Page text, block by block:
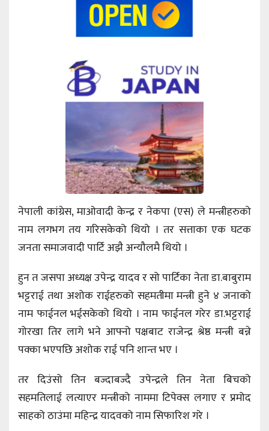
नेपाली कांग्रेस, माओवादी केन्द्र र नेकपा (एस) ले मन्त्रीहरुको
नाम लगभग तय गरिसकेको थियो । तर सत्ताका एक घटक
जनता समाजवादी पार्टि अझै अन्यौलमै थियो ।
हुन त जसपा अध्यक्ष उपेन्द्र यादव र सो पार्टिका नेता डा.बाबुराम
भट्टराई तथा अशोक राईहरुको सहमतीमा मन्त्री हुने ४ जनाको
नाम फाईनल भईसकेको थियो । नाम फाईनल गरेर डा.भट्टराई
गोरखा तिर लागे भने आफ्नो पक्षबाट राजेन्द्र श्रेष्ठ मन्त्री बन्ने
पक्का भएपछि अशोक राई पनि शान्त भए ।
तर दिउंसो तिन बज्दाबज्दै उपेन्द्रले तिन नेता बिचको
सहमतिलाई लत्याएर मन्त्रीको नाममा टिपेक्स लगाए र प्रमोद
साहको ठाउंमा महिन्द्र यादवको नाम सिफारिश गरे ।